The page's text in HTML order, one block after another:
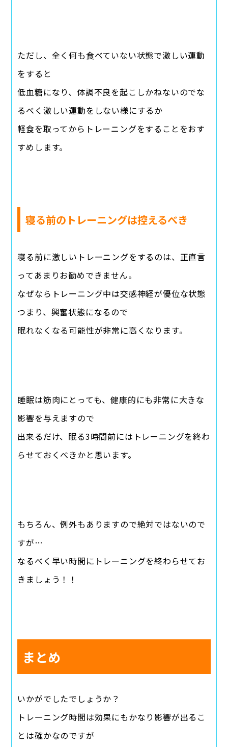
ただし、全く何も食べていない状態で激しい運動
をすると
低血糖になり、体調不良を起こしかねないのでな
るべく激しい運動をしない様にするか
軽食を取ってからトレーニングをすることをおす
すめします。
寝る前のトレーニングは控えるべき
寝る前に激しいトレーニングをするのは、正直言
ってあまりお勧めできません。
なぜならトレーニング中は交感神経が優位な状態
つまり、興奮状態になるので
眠れなくなる可能性が非常に高くなります。
睡眠は筋肉にとっても、健康的にも非常に大きな
影響を与えますので
出来るだけ、眠る3時間前にはトレーニングを終わ
らせておくべきかと思います。
もちろん、例外もありますので絶対ではないので
すが…
なるべく早い時間にトレーニングを終わらせてお
きましょう！！
まとめ
いかがでしたでしょうか？
トレーニング時間は効果にもかなり影響が出るこ
とは確かなのですが